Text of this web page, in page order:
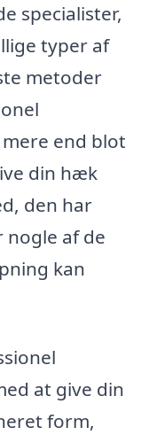
specialister,
typer af
metoder
end blot
din hæk
den har
nogle af de
kan
at give din
form,